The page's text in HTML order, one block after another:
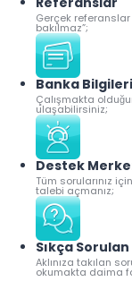
Gerçek
bakılmaz”;
Banka Bilgileri
Çalışmakta
ulaşabilirsiniz;
Destek
Tüm sorularınız
talebi açmanız;
Sıkça
Aklınıza takılan
okumakta daima